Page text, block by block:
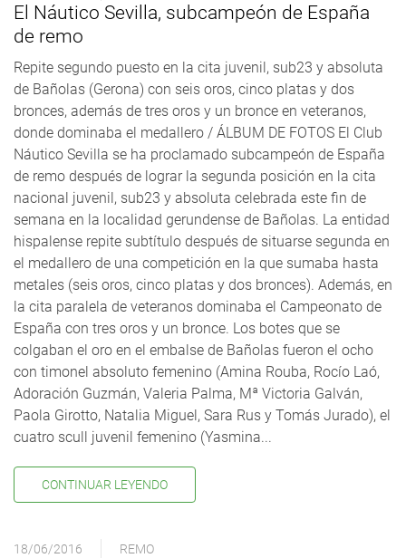
El Náutico Sevilla, subcampeón de España
de remo
Repite segundo puesto en la cita juvenil, sub23 y absoluta
de Bañolas (Gerona) con seis oros, cinco platas y dos
bronces, además de tres oros y un bronce en veteranos,
donde dominaba el medallero / ÁLBUM DE FOTOS El Club
Náutico Sevilla se ha proclamado subcampeón de España
de remo después de lograr la segunda posición en la cita
nacional juvenil, sub23 y absoluta celebrada este fin de
semana en la localidad gerundense de Bañolas. La entidad
hispalense repite subtítulo después de situarse segunda en
el medallero de una competición en la que sumaba hasta
metales (seis oros, cinco platas y dos bronces). Además, en
la cita paralela de veteranos dominaba el Campeonato de
España con tres oros y un bronce. Los botes que se
colgaban el oro en el embalse de Bañolas fueron el ocho
con timonel absoluto femenino (Amina Rouba, Rocío Laó,
Adoración Guzmán, Valeria Palma, Mª Victoria Galván,
Paola Girotto, Natalia Miguel, Sara Rus y Tomás Jurado), el
cuatro scull juvenil femenino (Yasmina...
CONTINUAR LEYENDO
18/06/2016 REMO